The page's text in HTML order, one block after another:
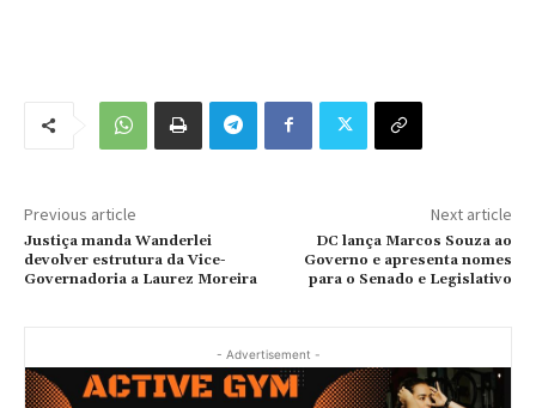
Previous article
Justiça manda Wanderlei
devolver estrutura da Vice-
Governadoria a Laurez Moreira
Next article
DC lança Marcos Souza ao
Governo e apresenta nomes
para o Senado e Legislativo
- Advertisement -